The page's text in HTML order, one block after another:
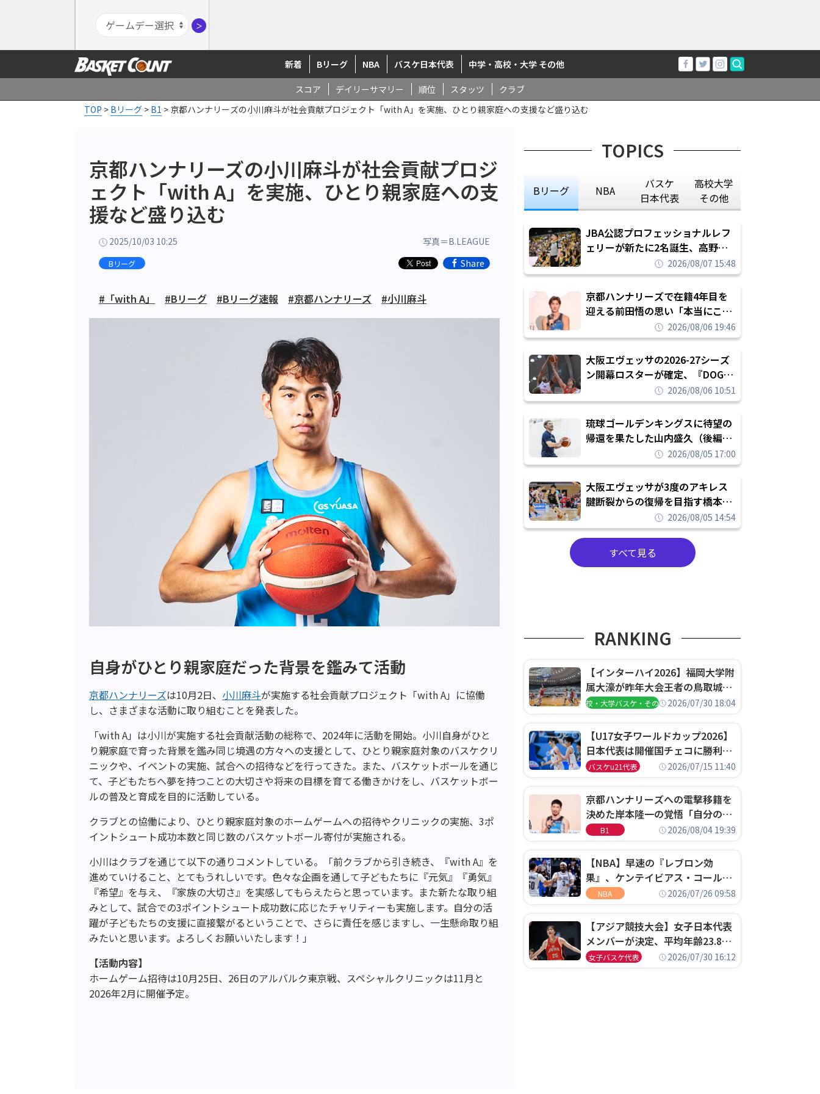
＞
新着 Bリーグ NBA バスケ日本代表 中学・高校・大学 その他
スコア デイリーサマリー 順位 スタッツ
クラブ
TOP > Bリーグ > B1 > 京都ハンナリーズの小川麻斗が社会貢献プロジェクト「with A」を実施、ひとり親家庭への支援など盛り込む
京都ハンナリーズの小川麻斗が社会貢献プロジ
ェクト「with A」を実施、ひとり親家庭への支
援など盛り込む
2025/10/03 10:25 写真＝B.LEAGUE
Bリーグ Share
#「with A」 #Bリーグ #Bリーグ速報 #京都ハンナリーズ #小川麻斗
自身がひとり親家庭だった背景を鑑みて活動
京都ハンナリーズは10月2日、 小川麻斗が実施する社会貢献プロジェクト「with A」に協働
し、さまざまな活動に取り組むことを発表した。
「with A」は小川が実施する社会貢献活動の総称で、2024年に活動を開始。小川自身がひと
り親家庭で育った背景を鑑み同じ境遇の方々への支援として、ひとり親家庭対象のバスケクリ
ニックや、イベントの実施、試合への招待などを行ってきた。また、バスケットボールを通じ
て、子どもたちへ夢を持つことの大切さや将来の目標を育てる働きかけをし、バスケットボー
ルの普及と育成を目的に活動している。
クラブとの協働により、ひとり親家庭対象のホームゲームへの招待やクリニックの実施、3ポ
イントシュート成功本数と同じ数のバスケットボール寄付が実施される。
小川はクラブを通じて以下の通りコメントしている。「前クラブから引き続き、『with A』を
進めていけること、とてもうれしいです。色々な企画を通して子どもたちに『元気』『勇気』
『希望』を与え、『家族の大切さ』を実感してもらえたらと思っています。また新たな取り組
みとして、試合での3ポイントシュート成功数に応じたチャリティーも実施します。自分の活
躍が子どもたちの支援に直接繋がるということで、さらに責任を感じますし、一生懸命取り組
みたいと思います。よろしくお願いいたします！」
【活動内容】
ホームゲーム招待は10月25日、26日のアルバルク東京戦、スペシャルクリニックは11月と
2026年2月に開催予定。
TOPICS
Bリーグ NBA
バスケ
日本代表
高校大学
その他
JBA公認プロフェッショナルレフ
ェリーが新たに2名誕生、高野晃
平は16年間続けた会社員生活に別
れを告げてプロ転向を決断
2026/08/07 15:48
京都ハンナリーズで在籍4年目を
迎える前田悟の思い「本当にこの
チームで勝ちたい、負けたまま舐
められたまま終わりたくない」
2026/08/06 19:46
大阪エヴェッサの2026-27シーズ
ン開幕ロスターが確定、『DOG
FIGHT』のチームカルチャーを推
し進めて結果を求めるシーズンへ
2026/08/06 10:51
琉球ゴールデンキングスに待望の
帰還を果たした山内盛久（後編）
「1人のウチナーンチュとしてみ
んなが誇りに思えるチームにして
いく」
2026/08/05 17:00
大阪エヴェッサが3度のアキレス
腱断裂からの復帰を目指す橋本拓
哉と契約を締結「もう一度コート
に立ちたい」
2026/08/05 14:54
すべて見る
RANKING
【インターハイ2026】福岡大学附
属大濠が昨年大会王者の鳥取城北
を撃破、大阪薫英女学院は岐阜女
高校・大学バスケ・その他2026/07/30 18:04
【U17女子ワールドカップ2026】
日本代表は開催国チェコに勝利し
て予選グループ3連勝で首位通
決定
バスケu21代表 2026/07/15 11:40
京都ハンナリーズへの電撃移籍を
決めた岸本隆一の覚悟「自分のエ
ゴというちっぽけなことのため
B1 2026/08/04 19:39
【NBA】早速の『レブロン効
果』、ケンテイビアス・コールド
ウェル・ポープがセブンティシク
NBA 2026/07/26 09:58
【アジア競技大会】女子日本代表
メンバーが決定、平均年齢23.8歳
のフレッシュなメンバーが日本開
女子バスケ代表 2026/07/30 16:12